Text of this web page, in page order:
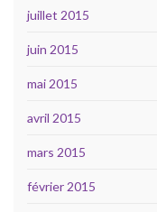
juillet 2015
juin 2015
mai 2015
avril 2015
mars 2015
février 2015